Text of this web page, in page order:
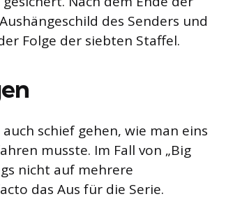
des Senders und
Folge der siebten Staffel.
schief gehen, wie man eins
musste. Im Fall von „Big
nicht auf mehrere
das Aus für die Serie.